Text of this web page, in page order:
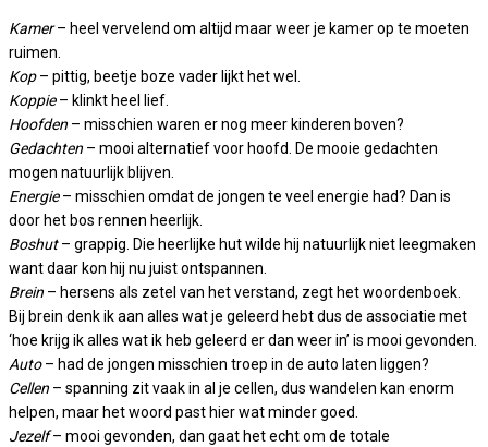
Kamer– heel vervelend om altijd maar weer je kamer op te moeten
ruimen.
Kop– pittig, beetje boze vader lijkt het wel.
Koppie– klinkt heel lief.
Hoofden – misschien waren er nog meer kinderen boven?
Gedachten – mooi alternatief voor hoofd. De mooie gedachten
mogen natuurlijk blijven.
Energie– misschien omdat de jongen te veel energie had? Dan is
door het bos rennen heerlijk.
Boshut– grappig. Die heerlijke hut wilde hij natuurlijk niet leegmaken
want daar kon hij nu juist ontspannen.
Brein – hersens als zetel van het verstand, zegt het woordenboek.
Bij brein denk ik aan alles wat je geleerd hebt dus de associatie met
‘hoe krijg ik alles wat ik heb geleerd er dan weer in’ is mooi gevonden.
Auto– had de jongen misschien troep in de auto laten liggen?
Cellen – spanning zit vaak in al je cellen, dus wandelen kan enorm
helpen, maar het woord past hier wat minder goed.
Jezelf– mooi gevonden, dan gaat het echt om de totale